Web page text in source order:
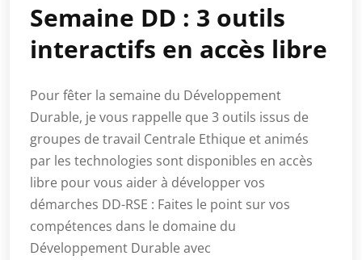
Semaine DD : 3 outils
interactifs en accès libre
Pour fêter la semaine du Développement
Durable, je vous rappelle que 3 outils issus de
groupes de travail Centrale Ethique et animés
par les technologies sont disponibles en accès
libre pour vous aider à développer vos
démarches DD-RSE : Faites le point sur vos
compétences dans le domaine du
Développement Durable avec